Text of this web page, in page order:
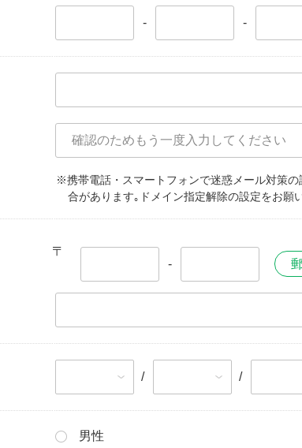
- -
※携帯電話・スマートフォンで迷惑メール対策
合があります｡ドメイン指定解除の設定をお願
〒
-
/ /
男性